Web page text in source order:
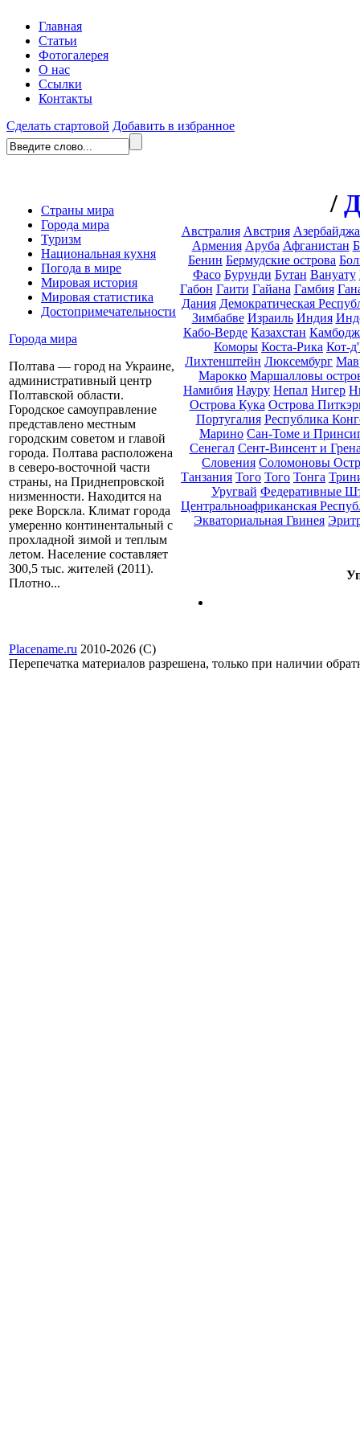
Главная
Статьи
Фотогалерея
О нас
Ссылки
Контакты
Сделать стартовой Добавить в избранное
Страны мира
Города мира
Туризм
Национальная кухня
Погода в мире
Мировая история
Мировая статистика
Достопримечательности
Города мира
Полтава — город на Украине,
административный центр
Полтавской области.
Городское самоуправление
представлено местным
городским советом и главой
города. Полтава расположена
в северо-восточной части
страны, на Приднепровской
низменности. Находится на
реке Ворскла. Климат города
умеренно континентальный с
прохладной зимой и теплым
летом. Население составляет
300,5 тыс. жителей (2011).
Плотно...
/
Австралия Австрия
Армения Аруба Афганистан
Бенин Бермудские острова
Фасо Бурунди Бутан Вануату
Габон Гаити Гайана Гамбия
Дания Демократическая
Зимбабве Израиль Индия
Кабо-Верде Казахстан
Коморы Коста-Рика Кот-
Лихтенштейн Люксембург
Марокко Маршалловы
Намибия Науру Непал Нигер
Острова Кука Острова
Португалия Республика
Марино Сан-Томе и
Сенегал Сент-Винсент и
Словения Соломоновы
Танзания Того Того Тонга
Уругвай Федеративные
Центральноафриканская
Экваториальная Гвинея
Placename.ru 2010-2026 (С)
Перепечатка материалов разрешена, только при наличии